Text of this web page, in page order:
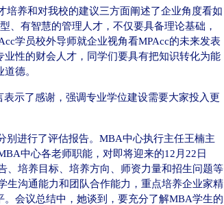
培养和对我校的建议三方面阐述了企业角度看如
、有智慧的管理人才，不仅要具备理论基础，
学员校外导师就企业视角看MPAcc的未来发表
业性的财会人才，同学们要具有把知识转化为能
德。
示了感谢，强调专业学位建设需要大家投入更
别进行了评估报告。MBA中心执行主任王楠主
中心各老师职能，对即将迎来的12 月 22 日
、培养目标、培养方向、师资力量和招生问题等
生沟通能力和团队合作能力，重点培养企业家精
会议总结中，她谈到，要充分了解MBA学生的
北工商光影——2026年春